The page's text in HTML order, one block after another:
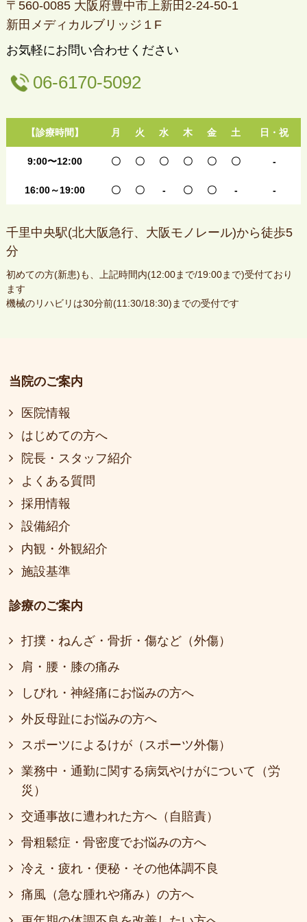
〒560-0085 大阪府豊中市上新田2-24-50-1
新田メディカルブリッジ１F
お気軽にお問い合わせください
06-6170-5092
【診療時間】 月 火 水 木 金 土 日・祝
9:00〜12:00 〇 〇 〇 〇 〇 〇 -
16:00～19:00 〇 〇 - 〇 〇 - -
千里中央駅(北大阪急行、大阪モノレール)から徒歩5
分
初めての方(新患)も、上記時間内(12:00まで/19:00まで)受付ており
ます
機械のリハビリは30分前(11:30/18:30)までの受付です
当院のご案内
医院情報
はじめての方へ
院長・スタッフ紹介
よくある質問
採用情報
設備紹介
内観・外観紹介
施設基準
診療のご案内
打撲・ねんざ・骨折・傷など（外傷）
肩・腰・膝の痛み
しびれ・神経痛にお悩みの方へ
外反母趾にお悩みの方へ
スポーツによるけが（スポーツ外傷）
業務中・通勤に関する病気やけがについて（労
災）
交通事故に遭われた方へ（自賠責）
骨粗鬆症・骨密度でお悩みの方へ
冷え・疲れ・便秘・その他体調不良
痛風（急な腫れや痛み）の方へ